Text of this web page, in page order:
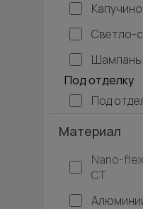
Капучино
Светло-
Шампань
Под отделку
Под
Материал
Nano-
СТ